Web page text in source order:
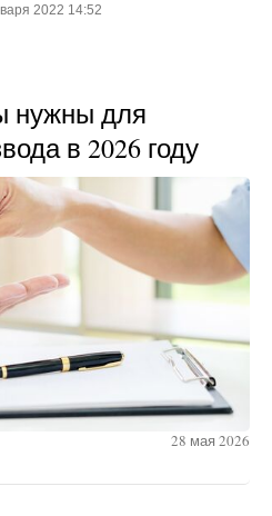
2022 14:52
нужны для
в 2026 году
28 мая 2026